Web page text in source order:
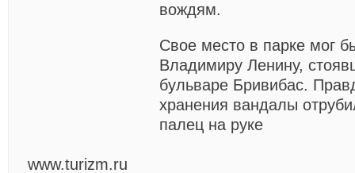
вождям.
Свое место в парке мог
Владимиру Ленину,
бульваре Бривибас.
хранения вандалы
палец на руке
www.turizm.ru